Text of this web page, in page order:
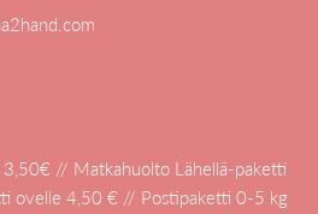
// Matkahuolto Lähellä-paketti
ovelle 4,50 € // Postipaketti 0-5 kg